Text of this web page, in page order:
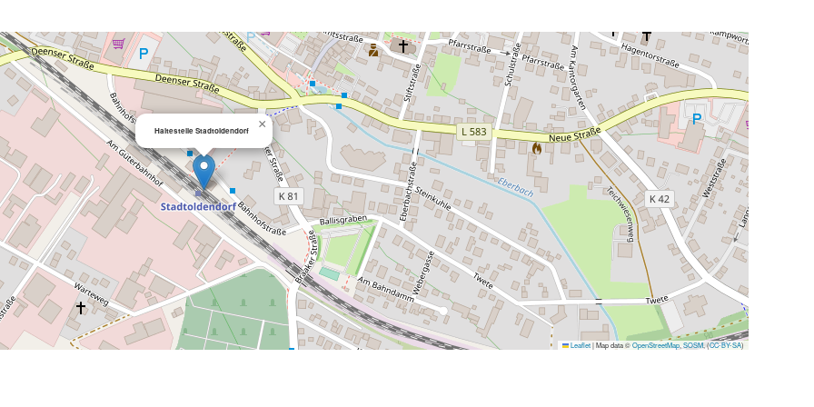
Haltestelle Stadtoldendorf ×
Leaflet|Map data ©OpenStreetMap SOSM, (CC-BY-SA)